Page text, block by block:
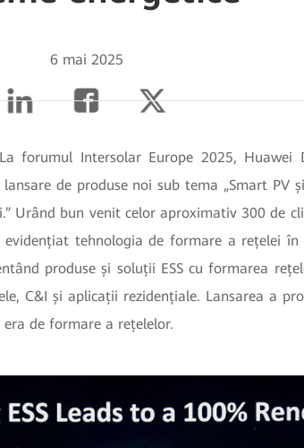
6 mai 2025
forumul Intersolar Europe 2025, Huawei
de produse noi sub tema „Smart PV
Urând bun venit celor aproximativ 300 de
tehnologia de formare a rețelei în
produse și soluții ESS cu formarea
C&I și aplicații rezidențiale. Lansarea a
de formare a rețelelor.